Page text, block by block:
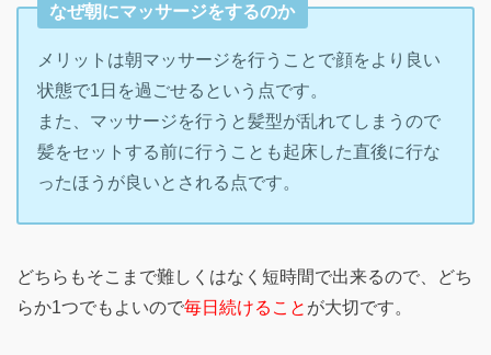
なぜ朝にマッサージをするのか
メリットは朝マッサージを行うことで顔をより良い
状態で1日を過ごせるという点です。
また、マッサージを行うと髪型が乱れてしまうので
髪をセットする前に行うことも起床した直後に行な
ったほうが良いとされる点です。
どちらもそこまで難しくはなく短時間で出来るので、どち
らか1つでもよいので毎日続けること が大切です。